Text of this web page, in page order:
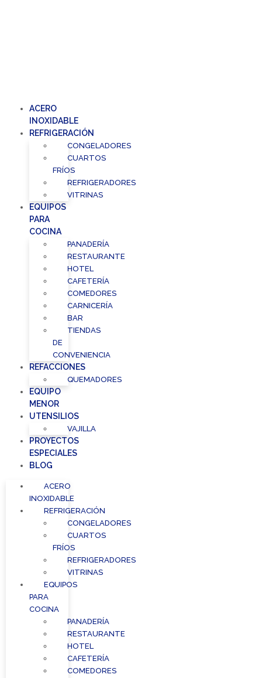
ACERO
INOXIDABLE
REFRIGERACIÓN
CONGELADORES
CUARTOS
FRÍOS
REFRIGERADORES
VITRINAS
EQUIPOS
PARA
COCINA
PANADERÍA
RESTAURANTE
HOTEL
CAFETERÍA
COMEDORES
CARNICERÍA
BAR
TIENDAS
DE
CONVENIENCIA
REFACCIONES
QUEMADORES
EQUIPO
MENOR
UTENSILIOS
VAJILLA
PROYECTOS
ESPECIALES
BLOG
ACERO
INOXIDABLE
REFRIGERACIÓN
CONGELADORES
CUARTOS
FRÍOS
REFRIGERADORES
VITRINAS
EQUIPOS
PARA
COCINA
PANADERÍA
RESTAURANTE
HOTEL
CAFETERÍA
COMEDORES